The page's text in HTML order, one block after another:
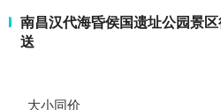
南昌汉代海昏侯国遗址公园景
送
大小同价